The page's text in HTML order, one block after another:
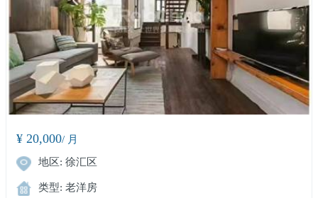
¥ 20,000/ 月
地区: 徐汇区
类型: 老洋房